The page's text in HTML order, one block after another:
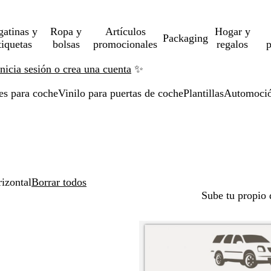
y
Ropa y
bolsas
Artículos
promocionales
Packaging
Hogar y
regalos
sesión o crea una cuenta ✨
para cocheVinilo para puertas de cochePlantillas
Borrar todos
Sube tu propio